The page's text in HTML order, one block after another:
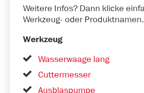
Weitere Infos? Dann klicke
Werkzeug- oder Produktnamen.
Werkzeug
Wasserwaage lang
Cuttermesser
Ausblaspumpe